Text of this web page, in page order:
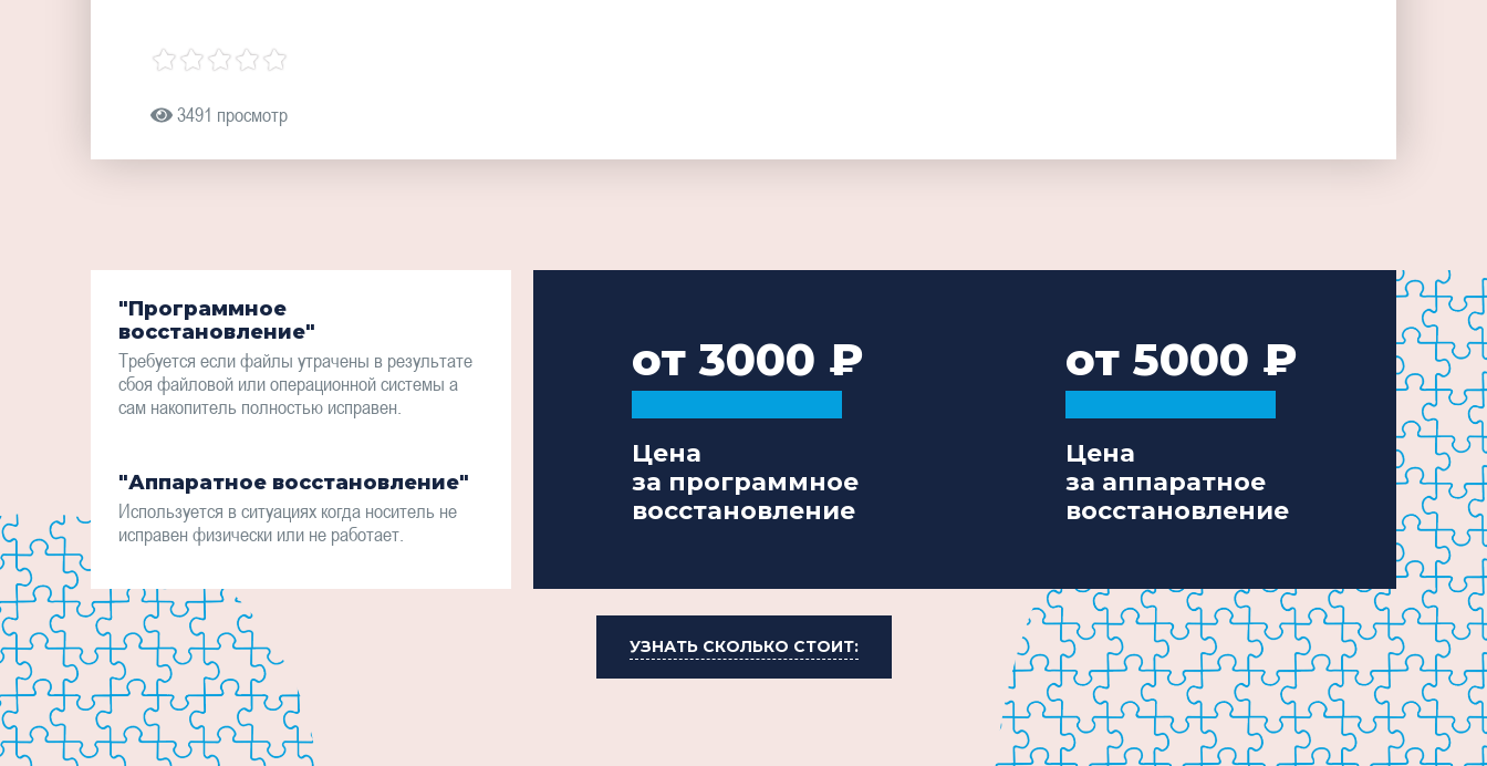
3491 просмотр
"Программное
восстановление"
Требуется если файлы утрачены в результате
сбоя файловой или операционной системы а
сам накопитель полностью исправен.
"Аппаратное восстановление"
Используется в ситуациях когда носитель не
исправен физически или не работает.
от 3000
Цена
за программное
восстановление
от 5000
Цена
за аппаратное
восстановление
УЗНАТЬ СКОЛЬКО СТОИТ: